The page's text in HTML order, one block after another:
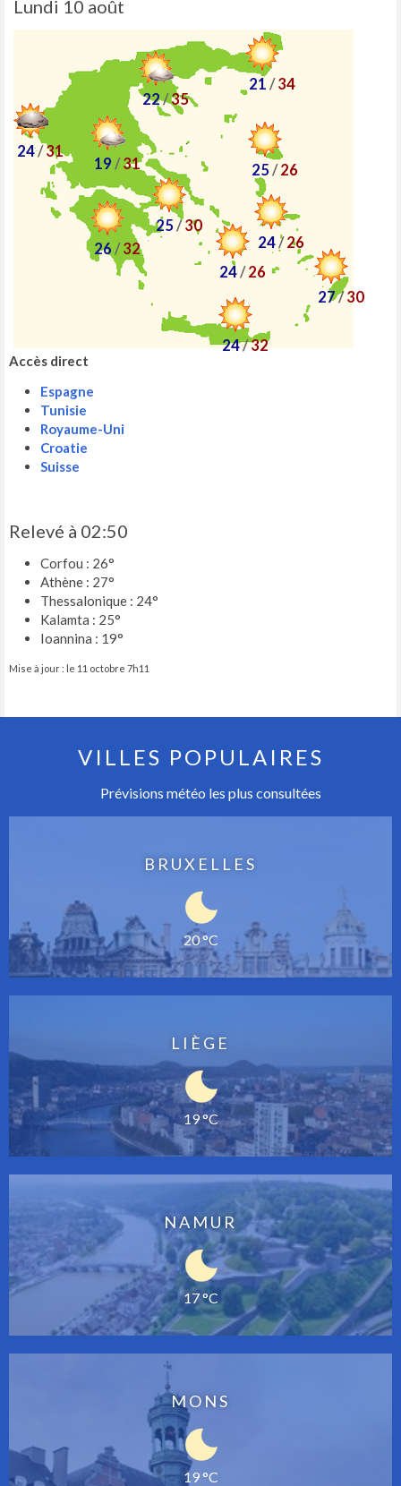
Lundi 10 août
21 / 34
25 / 30
27/ 30
22/35
24/32
19 / 31 25 / 26
24/ 26
24/ 26
24/ 31
26 / 32
Accès direct
Espagne
Tunisie
Royaume-Uni
Croatie
Suisse
Relevé à 02:50
Corfou : 26°
Athène : 27°
Thessalonique : 24°
Kalamta : 25°
Ioannina : 19°
Mise à jour : le 11 octobre 7h11
VILLES POPULAIRES
Prévisions météo les plus consultées
BRUXELLES
20 °C
LIÈGE
19 °C
NAMUR
17 °C
MONS
19 °C